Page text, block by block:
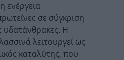
ενέργεια
σε σύγκριση
υδατάνθρακες. Η
λειτουργεί ως
καταλύτης, που